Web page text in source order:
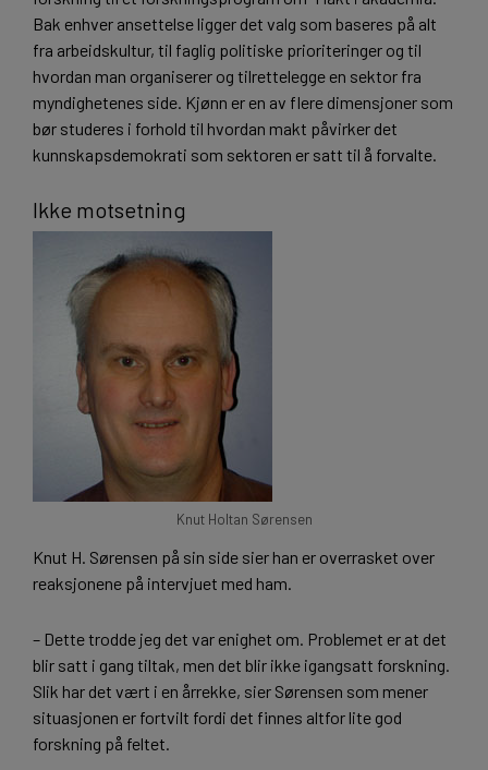
Bak enhver ansettelse ligger det valg som baseres på alt
fra arbeidskultur, til faglig politiske prioriteringer og til
hvordan man organiserer og tilrettelegge en sektor fra
myndighetenes side. Kjønn er en av flere dimensjoner som
bør studeres i forhold til hvordan makt påvirker det
kunnskapsdemokrati som sektoren er satt til å forvalte.
Ikke motsetning
Knut Holtan Sørensen
Knut H. Sørensen på sin side sier han er overrasket over
reaksjonene på intervjuet med ham.
– Dette trodde jeg det var enighet om. Problemet er at det
blir satt i gang tiltak, men det blir ikke igangsatt forskning.
Slik har det vært i en årrekke, sier Sørensen som mener
situasjonen er fortvilt fordi det finnes altfor lite god
forskning på feltet.